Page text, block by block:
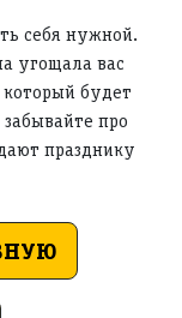
себя нужной.
угощала вас
будет
про
празднику